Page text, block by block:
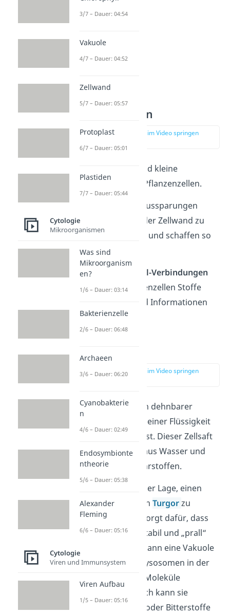
Plasmodesmen
zur Stelle im Video springen
sind kleine
Plasmastränge in Pflanzenzellen.
Sie führen durch Aussparungen
namens Tüpfel in der Zellwand zu
einer Nachbarzelle und schaffen so
eine Verbindung.
Über diese
Zell-Zell-Verbindungen
können die Pflanzenzellen Stoffe
transportieren und Informationen
austauschen.
Vakuole
zur Stelle im Video springen
(01:20)
EineVakuoleist ein dehnbarer
Hohlraum, der mit einer Flüssigkeit
(= Zellsaft) gefüllt ist. Dieser Zellsaft
besteht vor allem aus Wasser und
darin gelösten Nährstoffen.
Die Vakuole ist in der Lage, einen
Zellinnendruck, denTurgorzu
erzeugen. Dieser sorgt dafür, dass
die Pflanzenzelle stabil und „prall“
bleibt. Außerdem kann eine Vakuole
— analog zu den Lysosomen in der
tierischen Zelle — Moleküle
verdauen. Zusätzlich kann sie
Proteine und Gift- oder Bitterstoffe
3/7 – Dauer: 04:54
Vakuole
4/7 – Dauer: 04:52
Zellwand
5/7 – Dauer: 05:57
Protoplast
6/7 – Dauer: 05:01
Plastiden
7/7 – Dauer: 05:44
Cytologie
Mikroorganismen
Was sind
Mikroorganism
en?
1/6 – Dauer: 03:14
Bakterienzelle
2/6 – Dauer: 06:48
Archaeen
3/6 – Dauer: 06:20
Cyanobakterie
n
4/6 – Dauer: 02:49
Endosymbionte
ntheorie
5/6 – Dauer: 05:38
Alexander
Fleming
6/6 – Dauer: 05:16
Cytologie
Viren und Immunsystem
Viren Aufbau
1/5 – Dauer: 05:16